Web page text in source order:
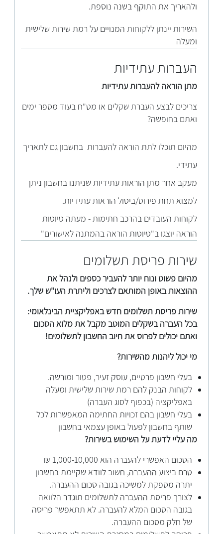
ולהאריך את התוקף בשנה נוספת.
השירות יינתן ללקוחות המנויים על רמת שירות שלישית
ומעלה
העברות עתידיות
מתן הוראה להעברות עתידיות
צריכים לבצע העברת שקלים או מט"ח בעוד מספר ימים
ואתם בחופשה?
מהיום תוכלו לתת הוראה להעברות בחשבון גם לתאריך
עתידי.
מעקב אחר מתן הוראות עתידיות שניתנו בחשבון ניתן
למצוא תחת פירוט/ביטול הוראות עתידיות.
לקוחות העובדים בהרכב חתימות - מעתה טיוטות
הוראה יוצגו ב"טיוטות הוראה בהמתנה לאישורים"
שירות פריסת תשלומים
מהיום פשוט ונוח יותר להעביר כספים ולנהל את
ההוצאות באופן המותאם לצרכים וליתרת העו"ש שלך.
שירות פריסת תשלומים חדש באפליקציית הבינלאומי:
בכל העברה בשקלים המוטב מקבל את מלוא הסכום
ואתם יכולים לפרוס את חיוב החשבון לתשלומים!
מי יכול ליהנות מהשירות?
בעלי חשבון פרטיים, עוסק זעיר, פטור ומורשה.
לקוחות הבנק להם רמת שירות שלישית ומעלה
באפליקציה (בכפוף לסוג העברה)
בעלי חשבון בהם זכויות החתימה המאפשרות לכל
שותף בחשבון לפעול באופן עצמאי בחשבון
מה עליי לדעת על השימוש בשירות?
הסכום האפשרי להעברה הוא 1,000-10,000 ₪
טרם ביצוע ההעברה, חשוב לוודא שקיימת בחשבון
יתרה מספקת למשיכה בגובה סכום ההעברה.
לצורך פריסת ההעברה לתשלומים תוגדר הלוואה
בגובה הסכום המלא להעברה. לא תתאפשר פריסה
של חלק מסכום ההעברה.